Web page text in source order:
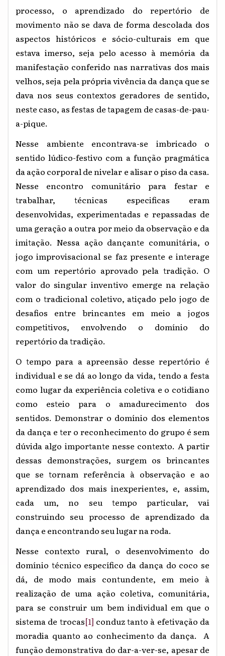
processo, o aprendizado do repertório de
movimento não se dava de forma descolada dos
aspectos históricos e sócio-culturais em que
estava imerso, seja pelo acesso à memória da
manifestação conferido nas narrativas dos mais
velhos, seja pela própria vivência da dança que se
dava nos seus contextos geradores de sentido,
neste caso, as festas de tapagem de casas-de-pau-
a-pique.
Nesse ambiente encontrava-se imbricado o
sentido lúdico-festivo com a função pragmática
da ação corporal de nivelar e alisar o piso da casa.
Nesse encontro comunitário para festar e
trabalhar, técnicas especificas eram
desenvolvidas, experimentadas e repassadas de
uma geração a outra por meio da observação e da
imitação. Nessa ação dançante comunitária, o
jogo improvisacional se faz presente e interage
com um repertório aprovado pela tradição. O
valor do singular inventivo emerge na relação
com o tradicional coletivo, atiçado pelo jogo de
desafios entre brincantes em meio a jogos
competitivos, envolvendo o domínio do
repertório da tradição.
O tempo para a apreensão desse repertório é
individual e se dá ao longo da vida, tendo a festa
como lugar da experiência coletiva e o cotidiano
como esteio para o amadurecimento dos
sentidos. Demonstrar o domínio dos elementos
da dança e ter o reconhecimento do grupo é sem
dúvida algo importante nesse contexto. A partir
dessas demonstrações, surgem os brincantes
que se tornam referência à observação e ao
aprendizado dos mais inexperientes, e, assim,
cada um, no seu tempo particular, vai
construindo seu processo de aprendizado da
dança e encontrando seu lugar na roda.
Nesse contexto rural, o desenvolvimento do
domínio técnico específico da dança do coco se
dá, de modo mais contundente, em meio à
realização de uma ação coletiva, comunitária,
para se construir um bem individual em que o
sistema de trocas[1] conduz tanto à efetivação da
moradia quanto ao conhecimento da dança. A
função demonstrativa do dar-a-ver-se, apesar de